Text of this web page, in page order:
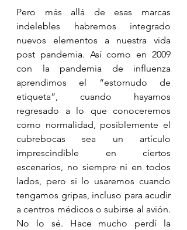
Pero más allá de esas marcas
indelebles habremos integrado
nuevos elementos a nuestra vida
post pandemia. Así como en 2009
con la pandemia de influenza
aprendimos el “estornudo de
etiqueta”, cuando hayamos
regresado a lo que conoceremos
como normalidad, posiblemente el
cubrebocas sea un artículo
imprescindible en ciertos
escenarios, no siempre ni en todos
lados, pero sí lo usaremos cuando
tengamos gripas, incluso para acudir
a centros médicos o subirse al avión.
No lo sé. Hace mucho perdí la